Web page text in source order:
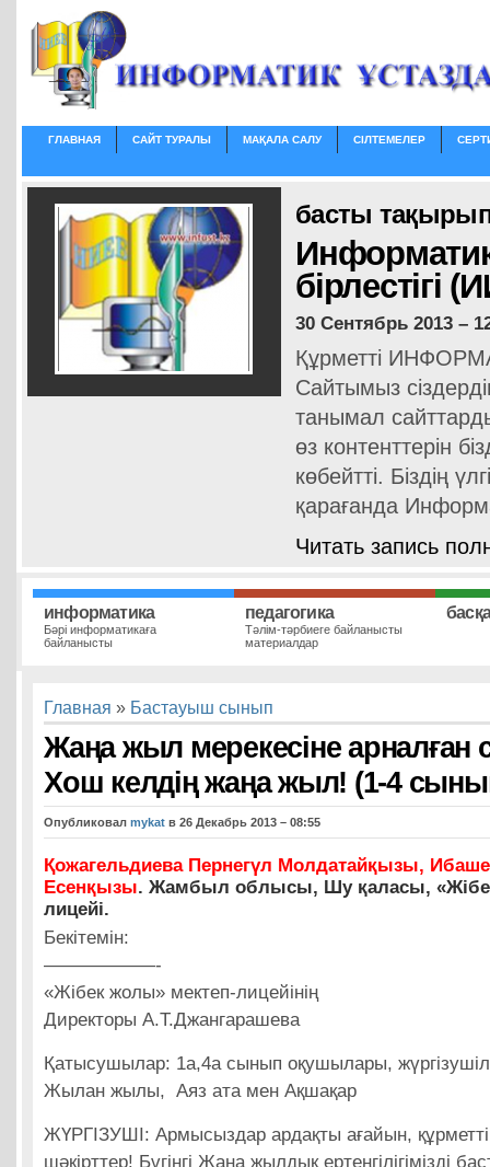
ГЛАВНАЯ САЙТ ТУРАЛЫ МАҚАЛА САЛУ СІЛТЕМЕЛЕР
басты
бірлестігі
30 Сентябрь 2013 –
Құрметті
Cайтымыз
танымал
өз контенттерін
көбейтті. Біздің
қарағанда
Читать запись
информатика
Бәрі информатикаға
байланысты
педагогика
Тәлім-тәрбиеге байланысты
материалдар
Главная » Бастауыш сынып
Жаңа жыл мерекесіне арналған
Хош келдің жаңа жыл! (1-4
Опубликовал mykat в 26 Декабрь 2013 – 08:55
Қожагельдиева Пернегүл Молдатайқызы,
Есенқызы. Жамбыл облысы, Шу қаласы,
лицейі.
Бекітемін:
——————-
«Жібек жолы» мектеп-лицейінің
Директоры А.Т.Джангарашева
Қатысушылар: 1а,4а сынып оқушылары,
Жылан жылы, Аяз ата мен Ақшақар
ЖҮРГІЗУШІ: Армысыздар ардақты ағайын,
шәкірттер! Бүгінгі Жаңа жылдық ертеңгілігімізді